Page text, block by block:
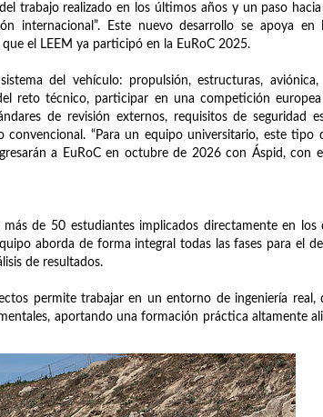
trabajo realizado en los últimos años y un paso
internacional”. Este nuevo desarrollo se apoya en
el LEEM ya participó en la EuRoC 2025.
del vehículo: propulsión, estructuras, aviónica,
reto técnico, participar en una competición
de revisión externos, requisitos de seguridad
“Para un equipo universitario, este tipo
a EuRoC en octubre de 2026 con Áspid, con
de 50 estudiantes implicados directamente en los
aborda de forma integral todas las fases para el
de resultados.
permite trabajar en un entorno de ingeniería real,
aportando una formación práctica altamente